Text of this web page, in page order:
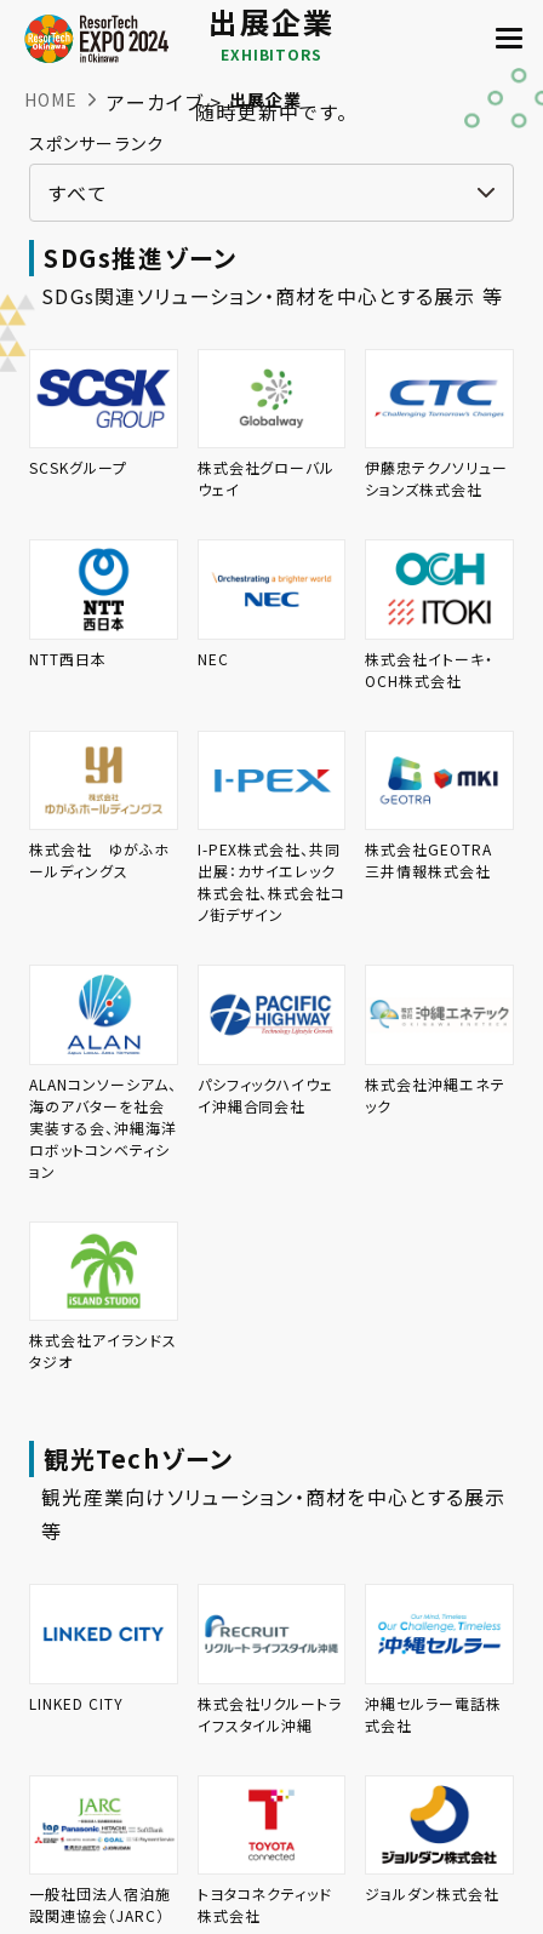
HOME アーカイブ >出展企業
出展企業
EXHIBITORS
随時更新中です。
スポンサーランク
SDGs推進ゾーン
SDGs関連ソリューション・商材を中心とする展示 等
SCSKグループ
株式会社グローバル
ウェイ
伊藤忠テクノソリュー
ションズ株式会社
NTT西日本 NEC
株式会社イトーキ・
OCH株式会社
株式会社 ゆがふホ
ールディングス
I-PEX株式会社、共同
出展：カサイエレック
株式会社、株式会社コ
ノ街デザイン
株式会社GEOTRA
三井情報株式会社
ALANコンソーシアム、
海のアバターを社会
実装する会、沖縄海洋
ロボットコンベティシ
ョン
パシフィックハイウェ
イ沖縄合同会社
株式会社沖縄エネテ
ック
株式会社アイランドス
タジオ
観光Techゾーン
観光産業向けソリューション・商材を中心とする展示
等
LINKED CITY
株式会社リクルートラ
イフスタイル沖縄
沖縄セルラー電話株
式会社
一般社団法人宿泊施
設関連協会（JARC）
トヨタコネクティッド
株式会社
ジョルダン株式会社